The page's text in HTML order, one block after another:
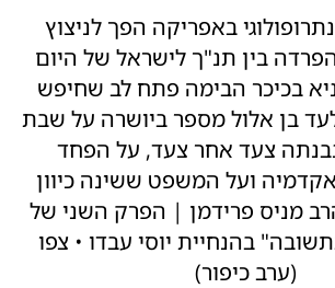
באפריקה הפך לניצוץ
בין תנ"ך לישראל של היום
בכיכר הבימה פתח לב שחיפש
בן אלול מספר ביושרה על שבת
צעד אחר צעד, על הפחד
ועל המשפט ששינה כיוון
מניס פרידמן | הפרק השני של
בהנחיית יוסי עבדו • צפו
(ערב כיפור)